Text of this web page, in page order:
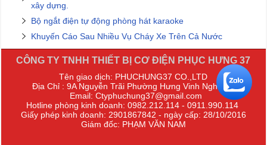
xây dựng.
Bộ ngắt điện tự động phòng hát karaoke
Khuyến Cáo Sau Nhiều Vụ Cháy Xe Trên Cả Nước
CÔNG TY TNHH THIẾT BỊ CƠ ĐIỆN PHỤC HƯNG 37
Tên giao dịch: PHUCHUNG37 CO.,LTD
Địa Chỉ : 9A Nguyễn Trãi Phường Hưng Vinh Nghệ An
Email: Ctyphuchung37@gmail.com
Hotline phòng kinh doanh: 0982.212.114 - 0911.990.114
Giấy phép kinh doanh: 2901867842 - ngày cấp: 28/10/2016
Giám đốc: PHẠM VĂN NAM